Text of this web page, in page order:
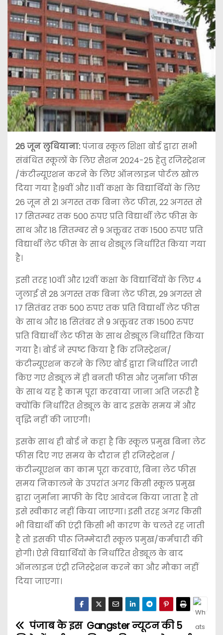
26 जून लुधियाना:पंजाब स्कूल शिक्षा बोर्ड द्वारा सभी
संबंधित स्कूलों के लिए सैशन 2024-25 हेतु रजिस्ट्रेशन
/कंटीन्यूएशन करने के लिए ऑनलाइन पोर्टल खोल
दिया गया है।9वीं और 11वीं कक्षा के विद्यार्थियों के लिए
26 जून से 21 अगस्त तक बिना लेट फीस, 22 अगस्त से
17 सितम्बर तक 500 रुपए प्रति विद्यार्थी लेट फीस के
साथ और 18 सितम्बर से 9 अक्तूबर तक 1500 रुपए प्रति
विद्यार्थी लेट फीस के साथ शैड्यूल निर्धारित किया गया
है।
इसी तरह 10वीं और 12वीं कक्षा के विद्यार्थियों के लिए 4
जुलाई से 28 अगस्त तक बिना लेट फीस, 29 अगस्त से
17 सितंबर तक 500 रुपए तक प्रति विद्यार्थी लेट फीस
के साथ और 18 सितंबर से 9 अक्तूबर तक 1500 रुपए
प्रति विद्यार्थी लेट फीस के साथ शैड्यूल निर्धारित किया
गया है। बोर्ड ने स्पष्ट किया है कि रजिस्ट्रेशन/
कंटीन्यूएशन करने के लिए बोर्ड द्वारा निर्धारित जारी
किए गए शैड्यूल में ही बनती फीस और जुर्माना फीस
के साथ यह है काम पूरा करवाया जाना अति जरूरी है
क्योंकि निर्धारित शैड्यूल के बाद इसके समय में और
वृद्धि नहीं की जाएगी।
इसके साथ ही बोर्ड ने कहा है कि स्कूल प्रमुख बिना लेट
फीस दिए गए समय के दौरान ही रजिस्ट्रेशन /
कंटीन्यूएशन का काम पूरा करवाएं, बिना लेट फीस
समय निकालने के उपरांत अगर किसी स्कूल प्रमुख
द्वारा जुर्माना माफी के दिए आवेदन किया जाता है तो
इसे स्वीकार नहीं किया जाएगा। इसी तरह अगर किसी
भी विद्यार्थी की एंट्री किसी भी कारण के चलते रह जाती
है तो इसकी पीरू जिम्मेदारी स्कूल प्रमुख/कर्मचारी की
होगी। ऐसे विद्यार्थियों के निर्धारित शैड्यूल के बाद
ऑनलाइन एंट्री रजिस्ट्रेशन करने का और मौका नहीं
दिया जाएगा।
Gangster न्यूटन की 5
पंजाब के इस